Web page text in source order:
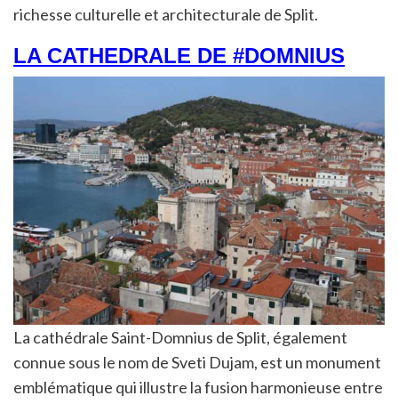
richesse culturelle et architecturale de Split.
LA CATHEDRALE DE #DOMNIUS
La cathédrale Saint-Domnius de Split, également
connue sous le nom de Sveti Dujam, est un monument
emblématique qui illustre la fusion harmonieuse entre